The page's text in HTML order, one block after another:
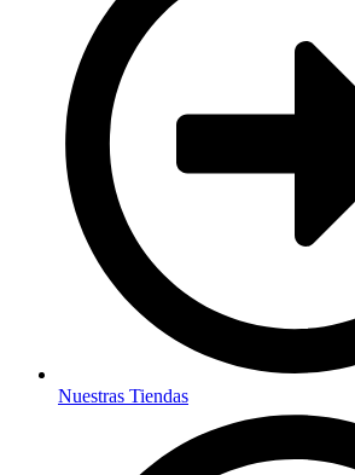
Nuestras Tiendas